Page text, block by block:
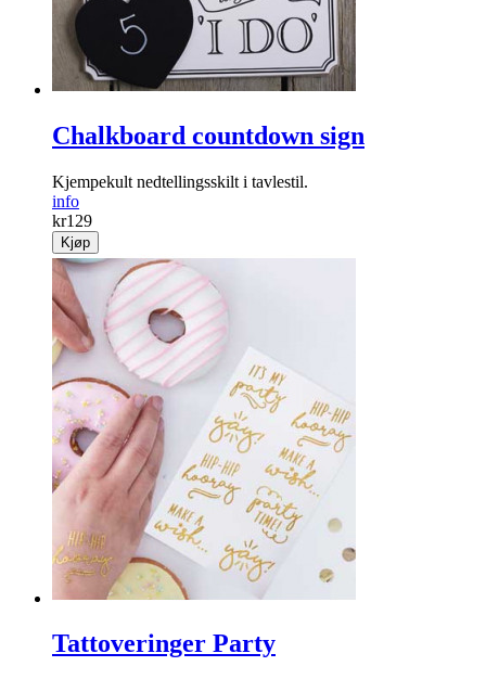
Chalkboard countdown sign
Kjempekult nedtellingsskilt i tavlestil.
info
kr129
Kjøp
Tattoveringer Party